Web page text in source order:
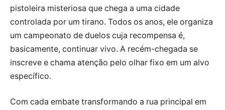
pistoleira misteriosa que chega a uma cidade
controlada por um tirano. Todos os anos, ele organiza
um campeonato de duelos cuja recompensa é,
basicamente, continuar vivo. A recém-chegada se
inscreve e chama atenção pelo olhar fixo em um alvo
específico.
Com cada embate transformando a rua principal em